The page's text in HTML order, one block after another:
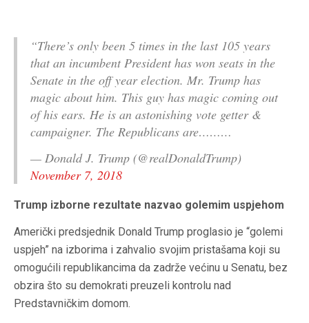
“There’s only been 5 times in the last 105 years
that an incumbent President has won seats in the
Senate in the off year election. Mr. Trump has
magic about him. This guy has magic coming out
of his ears. He is an astonishing vote getter &
campaigner. The Republicans are………
— Donald J. Trump (@realDonaldTrump)
November 7, 2018
Trump izborne rezultate nazvao golemim uspjehom
Američki predsjednik Donald Trump proglasio je “golemi
uspjeh” na izborima i zahvalio svojim pristašama koji su
omogućili republikancima da zadrže većinu u Senatu, bez
obzira što su demokrati preuzeli kontrolu nad
Predstavničkim domom.